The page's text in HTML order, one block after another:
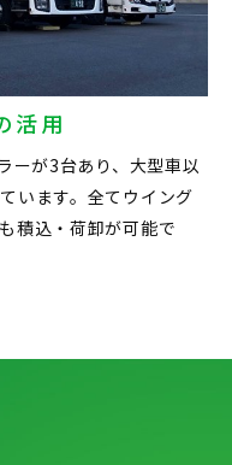
活用
ーが3台あり、大型車以
います。全てウイング
積込・荷卸が可能で